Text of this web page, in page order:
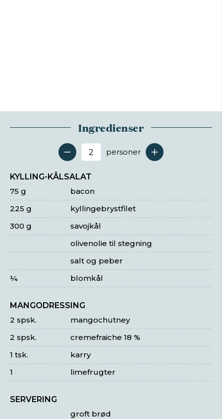
Ingredienser
Antal serveringer
personer
KYLLING-KÅLSALAT
bacon
75 g
kyllingebrystfilet
225 g
savojkål
300 g
olivenolie til stegning
salt og peber
blomkål
¼
MANGODRESSING
mangochutney
2 spsk.
cremefraiche 18 %
2 spsk.
karry
1 tsk.
limefrugter
1
SERVERING
groft brød